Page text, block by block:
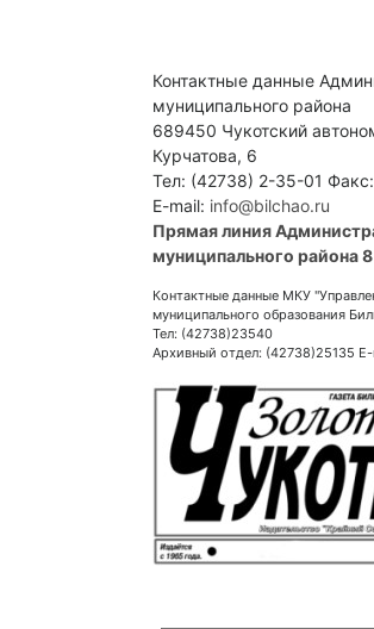
Контактные данные
муниципального района
689450 Чукотский
Курчатова, 6
Тел: (42738) 2-35-01
E-mail: info@bilchao.ru
Прямая линия
муниципального района
Контактные данные МКУ
муниципального образования
Тел: (42738)23540
Архивный отдел: (42738)25135